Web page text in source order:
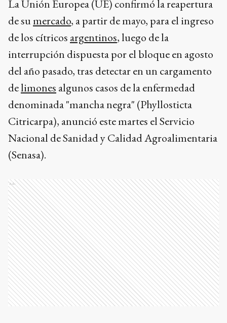
La Unión Europea (UE) confirmó la reapertura
de sumercado, a partir de mayo, para el ingreso
de los cítricos argentinos, luego de la
interrupción dispuesta por el bloque en agosto
del año pasado, tras detectar en un cargamento
delimones algunos casos de la enfermedad
denominada "mancha negra" (Phyllosticta
Citricarpa), anunció este martes el Servicio
Nacional de Sanidad y Calidad Agroalimentaria
(Senasa).
Ads